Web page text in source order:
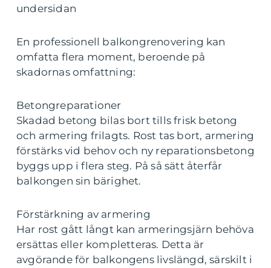
undersidan
En professionell balkongrenovering kan
omfatta flera moment, beroende på
skadornas omfattning:
Betongreparationer
Skadad betong bilas bort tills frisk betong
och armering frilagts. Rost tas bort, armering
förstärks vid behov och ny reparationsbetong
byggs upp i flera steg. På så sätt återfår
balkongen sin bärighet.
Förstärkning av armering
Har rost gått långt kan armeringsjärn behöva
ersättas eller kompletteras. Detta är
avgörande för balkongens livslängd, särskilt i